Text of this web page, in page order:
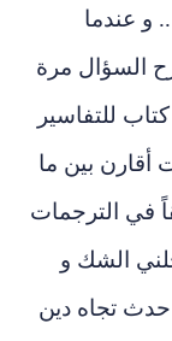
و عندما
السؤال مرة
للتفاسير
أقارن بين ما
في الترجمات
الشك و
حدث تجاه دين